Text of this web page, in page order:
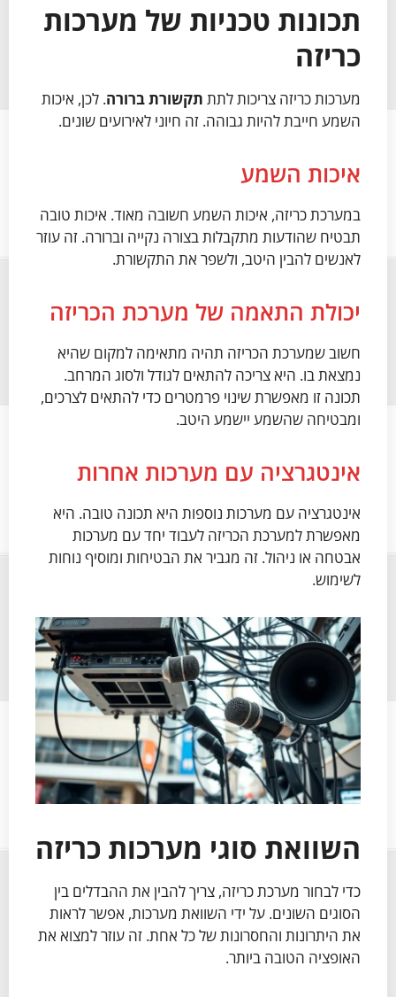
תכונות טכניות של מערכות
כריזה
מערכות כריזה צריכות לתת תקשורת ברורה. לכן, איכות
השמע חייבת להיות גבוהה. זה חיוני לאירועים שונים.
איכות השמע
במערכת כריזה, איכות השמע חשובה מאוד. איכות טובה
תבטיח שהודעות מתקבלות בצורה נקייה וברורה. זה עוזר
לאנשים להבין היטב, ולשפר את התקשורת.
יכולת התאמה של מערכת הכריזה
חשוב שמערכת הכריזה תהיה מתאימה למקום שהיא
נמצאת בו. היא צריכה להתאים לגודל ולסוג המרחב.
תכונה זו מאפשרת שינוי פרמטרים כדי להתאים לצרכים,
ומבטיחה שהשמע יישמע היטב.
אינטגרציה עם מערכות אחרות
אינטגרציה עם מערכות נוספות היא תכונה טובה. היא
מאפשרת למערכת הכריזה לעבוד יחד עם מערכות
אבטחה או ניהול. זה מגביר את הבטיחות ומוסיף נוחות
לשימוש.
השוואת סוגי מערכות כריזה
כדי לבחור מערכת כריזה, צריך להבין את ההבדלים בין
הסוגים השונים. על ידי השוואת מערכות, אפשר לראות
את היתרונות והחסרונות של כל אחת. זה עוזר למצוא את
האופציה הטובה ביותר.